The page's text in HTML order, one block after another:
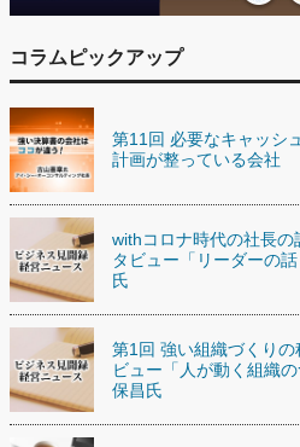
コラムピックアップ
第11回 必要なキャッシ
計画が整っている会社
withコロナ時代の社長の
タビュー「リーダーの
氏
第1回 強い組織づくりの
ビュー「人が動く組織
保昌氏